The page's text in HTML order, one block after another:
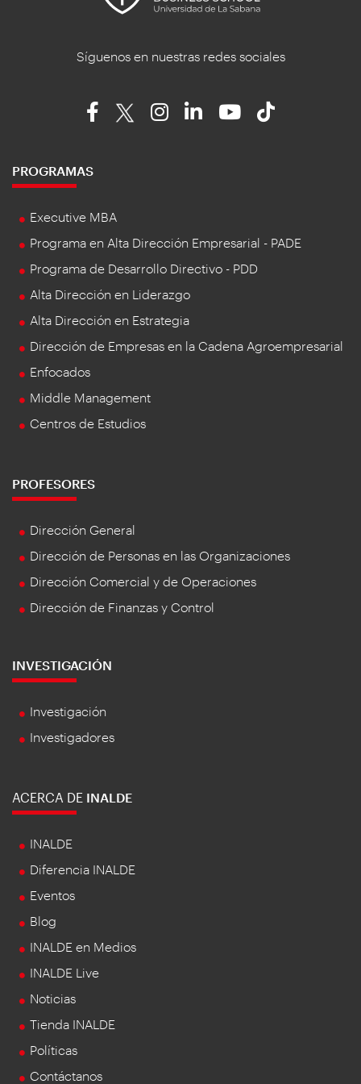
Síguenos en nuestras redes sociales
PROGRAMAS
Executive MBA
Programa en Alta Dirección Empresarial - PADE
Programa de Desarrollo Directivo - PDD
Alta Dirección en Liderazgo
Alta Dirección en Estrategia
Dirección de Empresas en la Cadena Agroempresarial
Enfocados
Middle Management
Centros de Estudios
PROFESORES
Dirección General
Dirección de Personas en las Organizaciones
Dirección Comercial y de Operaciones
Dirección de Finanzas y Control
INVESTIGACIÓN
Investigación
Investigadores
ACERCA DE INALDE
INALDE
Diferencia INALDE
Eventos
Blog
INALDE en Medios
INALDE Live
Noticias
Tienda INALDE
Políticas
Contáctanos